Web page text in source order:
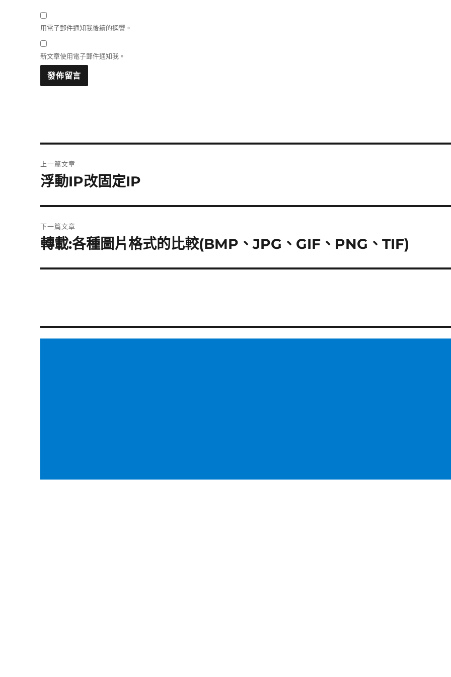
用電子郵件通知我後續的迴響。
新文章使用電子郵件通知我。
章
上一篇文章
上
篇
文
章:
浮動IP改固定IP
下一篇文章
下
篇
轉載:各種圖片格式的比較(BMP、JPG、GIF、PNG、TIF)